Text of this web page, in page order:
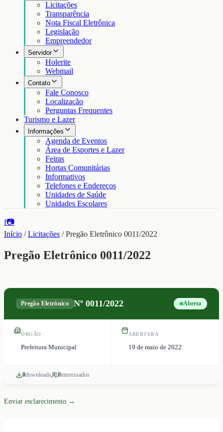
Licitações
Transparência
Nota Fiscal Eletrônica
Legislação
Empreendedor
Servidor
Holerite
Webmail
Contato
Fale Conosco
Localização
Perguntas Frequentes
Turismo e Lazer
Informações
Agenda de Eventos
Área de Esportes e Lazer
Feiras
Hortas Comunitárias
Informativos
Telefones e Endereços
Unidades de Saúde
Unidades Escolares
f📷
Início /Licitações /Pregão Eletrônico 0011/2022
Pregão Eletrônico 0011/2022
Pregão Eletrônico Nº0011/2022 Aberta
ÓRGÃO
Prefeitura Municipal
ABERTURA
19 de maio de 2022
0downloads 0interessados
Enviar esclarecimento →